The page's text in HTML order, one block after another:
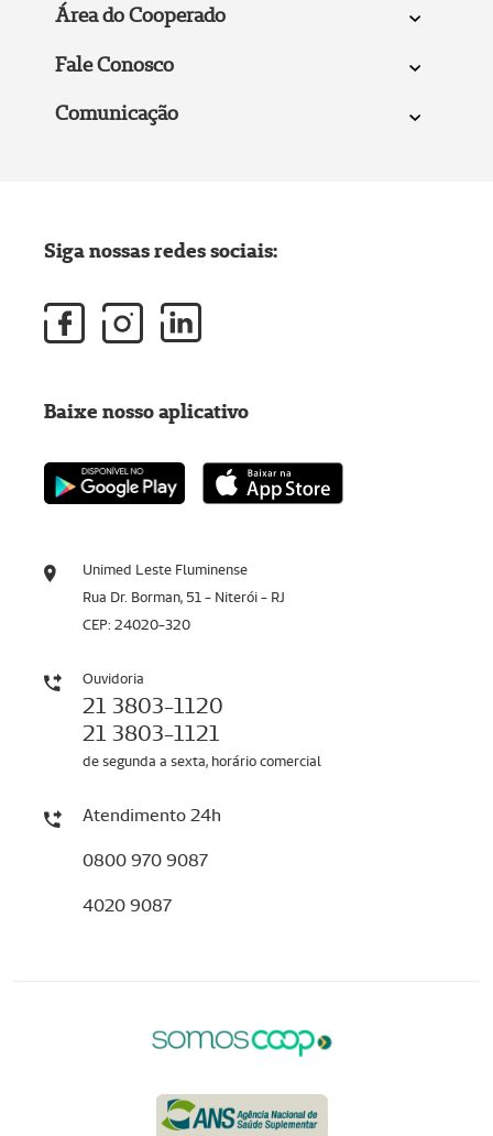
Área do Cooperado
Fale Conosco
Comunicação
Unimed Leste Fluminense
Rua Dr. Borman, 51 - Niterói - RJ
CEP: 24020-320
Ouvidoria
21 3803-1120
21 3803-1121
de segunda a sexta, horário comercial
Atendimento 24h
0800 970 9087
4020 9087
Siga nossas redes sociais:
Baixe nosso aplicativo